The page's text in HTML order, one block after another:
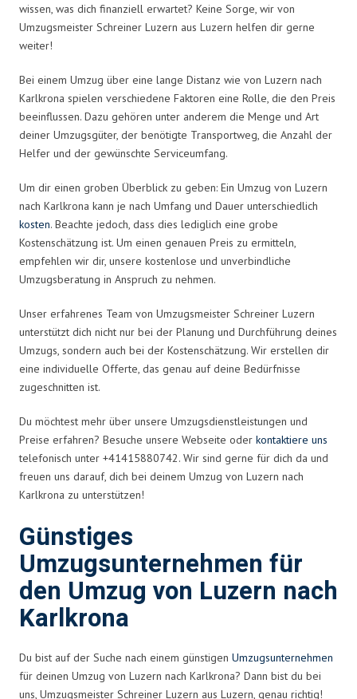
wissen, was dich finanziell erwartet? Keine Sorge, wir von
Umzugsmeister Schreiner Luzern aus Luzern helfen dir gerne
weiter!
Bei einem Umzug über eine lange Distanz wie von Luzern nach
Karlkrona spielen verschiedene Faktoren eine Rolle, die den Preis
beeinflussen. Dazu gehören unter anderem die Menge und Art
deiner Umzugsgüter, der benötigte Transportweg, die Anzahl der
Helfer und der gewünschte Serviceumfang.
Um dir einen groben Überblick zu geben: Ein Umzug von Luzern
nach Karlkrona kann je nach Umfang und Dauer unterschiedlich
kosten. Beachte jedoch, dass dies lediglich eine grobe
Kostenschätzung ist. Um einen genauen Preis zu ermitteln,
empfehlen wir dir, unsere kostenlose und unverbindliche
Umzugsberatung in Anspruch zu nehmen.
Unser erfahrenes Team von Umzugsmeister Schreiner Luzern
unterstützt dich nicht nur bei der Planung und Durchführung deines
Umzugs, sondern auch bei der Kostenschätzung. Wir erstellen dir
eine individuelle Offerte, das genau auf deine Bedürfnisse
zugeschnitten ist.
Du möchtest mehr über unsere Umzugsdienstleistungen und
Preise erfahren? Besuche unsere Webseite oder kontaktiere uns
telefonisch unter +41415880742. Wir sind gerne für dich da und
freuen uns darauf, dich bei deinem Umzug von Luzern nach
Karlkrona zu unterstützen!
Günstiges
Umzugsunternehmen für
den Umzug von Luzern nach
Karlkrona
Du bist auf der Suche nach einem günstigen Umzugsunternehmen
für deinen Umzug von Luzern nach Karlkrona? Dann bist du bei
uns, Umzugsmeister Schreiner Luzern aus Luzern, genau richtig!